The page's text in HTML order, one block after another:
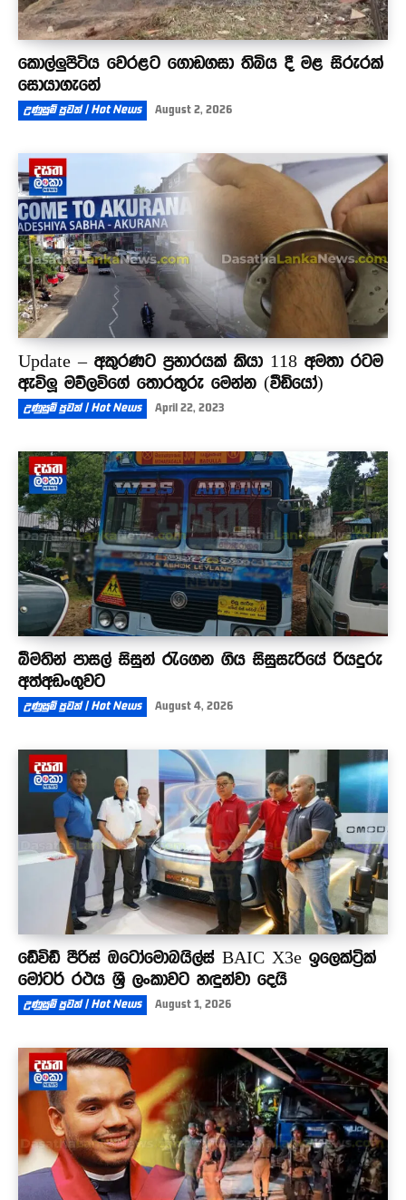
කොල්ලුපිටිය වෙරළට ගොඩගසා තිබිය දී මළ සිරුරක්
සොයාගැනේ
උණුසුම් පුවත් | Hot News August 2, 2026
Update – අකුරණට ප්‍රහාරයක් කියා 118 අමතා රටම
ඇවිලූ මව්ලවිගේ තොරතුරු මෙන්න (වීඩියෝ)
උණුසුම් පුවත් | Hot News April 22, 2023
බීමතින් පාසල් සිසුන් රැගෙන ගිය සිසුසැරියේ රියදුරු
අත්අඩංගුවට
උණුසුම් පුවත් | Hot News August 4, 2026
ඩේවිඩ් පීරිස් ඔටෝමොබයිල්ස් BAIC X3e ඉලෙක්ට්‍රික්
මෝටර් රථය ශ්‍රී ලංකාවට හඳුන්වා දෙයි
උණුසුම් පුවත් | Hot News August 1, 2026